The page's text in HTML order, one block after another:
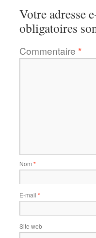
Votre adresse
obligatoires
Commentaire *
Nom *
E-mail *
Site web